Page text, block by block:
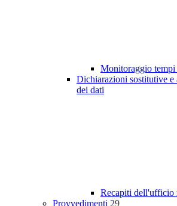
Monitoraggio tempi
Dichiarazioni sostitutive
dei dati
Recapiti dell'ufficio
Provvedimenti 29